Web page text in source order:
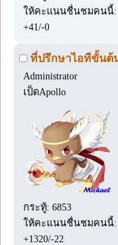
ให้คะแนนชื่นชมคนนี้:
+41/-0
ที่ปรึกษาไอทีขั้นต้
Administrator
เป็ดApollo
กระทู้: 6853
ให้คะแนนชื่นชมคนนี้:
+1320/-22